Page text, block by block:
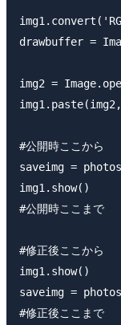
drawbuffer =
img2 =
#公開時ここから
saveimg =
img1.show()
#公開時ここまで
#修正後ここから
img1.show()
saveimg =
#修正後ここまで